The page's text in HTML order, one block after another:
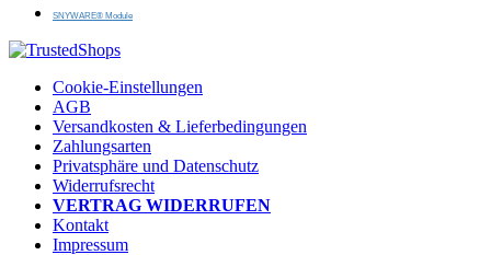
SNYWARE® Module
Cookie-Einstellungen
AGB
Versandkosten & Lieferbedingungen
Zahlungsarten
Privatsphäre und Datenschutz
Widerrufsrecht
VERTRAG WIDERRUFEN
Kontakt
Impressum